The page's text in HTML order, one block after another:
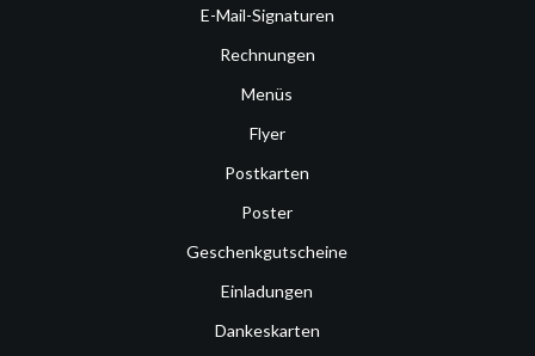
E-Mail-Signaturen
Rechnungen
Menüs
Flyer
Postkarten
Poster
Geschenkgutscheine
Einladungen
Dankeskarten